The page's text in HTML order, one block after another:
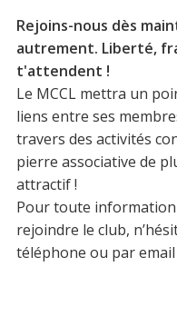
Rejoins-nous dès
autrement. Liberté,
t'attendent !
Le MCCL mettra un
liens entre ses
travers des activités
pierre associative de
attractif !
Pour toute
rejoindre le club,
téléphone ou par email